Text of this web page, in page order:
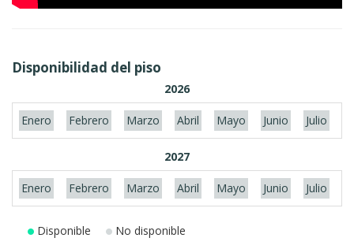
Disponibilidad del piso
2026
Enero Febrero Marzo Abril Mayo Junio Julio
2027
Enero Febrero Marzo Abril Mayo Junio Julio
Disponible No disponible